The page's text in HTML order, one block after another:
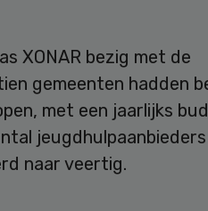
XONAR bezig met de
gemeenten hadden
met een jaarlijks
jeugdhulpaanbieders
naar veertig.